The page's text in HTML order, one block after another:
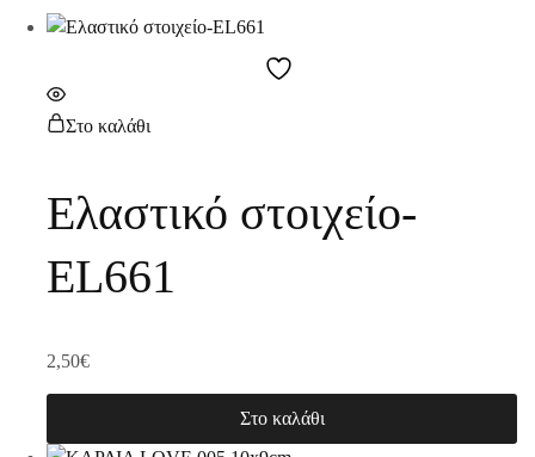
Στο καλάθι
Ελαστικό στοιχείο-
EL661
2,50€
Στο καλάθι